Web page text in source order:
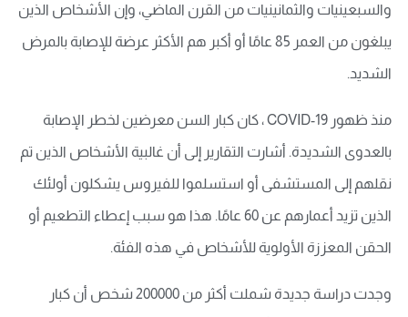
والسبعينيات والثمانينيات من القرن الماضي، وإن الأشخاص الذين
يبلغون من العمر 85 عامًا أو أكبر هم الأكثر عرضة للإصابة بالمرض
الشديد.
منذ ظهور COVID-19 ، كان كبار السن معرضين لخطر الإصابة
بالعدوى الشديدة. أشارت التقارير إلى أن غالبية الأشخاص الذين تم
نقلهم إلى المستشفى أو استسلموا للفيروس يشكلون أولئك
الذين تزيد أعمارهم عن 60 عامًا. هذا هو سبب إعطاء التطعيم أو
الحقن المعززة الأولوية للأشخاص في هذه الفئة.
وجدت دراسة جديدة شملت أكثر من 200000 شخص أن كبار